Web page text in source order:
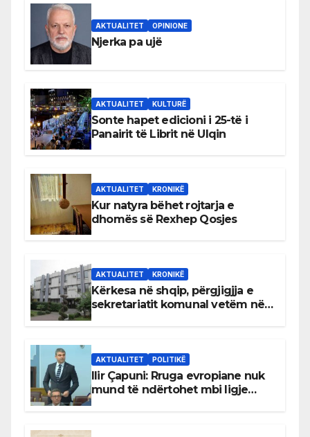
AKTUALITET OPINIONE
Njerka pa ujë
AKTUALITET KULTURË
Sonte hapet edicioni i 25-të i
Panairit të Librit në Ulqin
AKTUALITET KRONIKË
Kur natyra bëhet rojtarja e
dhomës së Rexhep Qosjes
AKTUALITET KRONIKË
Kërkesa në shqip, përgjigjja e
sekretariatit komunal vetëm në
AKTUALITET POLITIKË
Ilir Çapuni: Rruga evropiane nuk
mund të ndërtohet mbi ligje